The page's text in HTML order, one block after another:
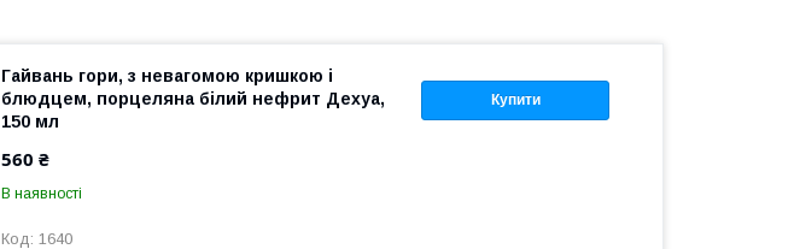
Купити
Гайвань гори, з невагомою кришкою і
блюдцем, порцеляна білий нефрит Дехуа,
150 мл
560 ₴
В наявності
1640